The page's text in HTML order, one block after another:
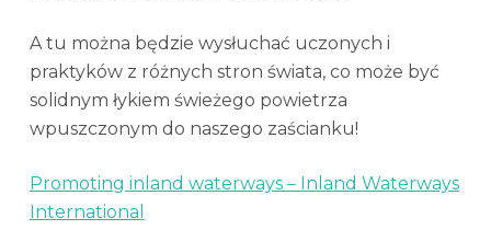
A tu można będzie wysłuchać uczonych i
praktyków z różnych stron świata, co może być
solidnym łykiem świeżego powietrza
wpuszczonym do naszego zaścianku!
Promoting inland waterways – Inland Waterways
International